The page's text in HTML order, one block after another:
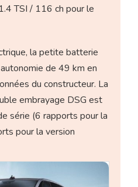
TSI / 116 ch pour le
la petite batterie
de 49 km en
du constructeur. La
embrayage DSG est
série (6 rapports pour la
pour la version